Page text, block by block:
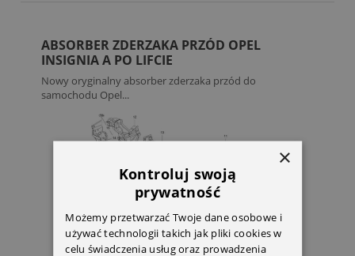
ABSORBER ZDERZAKA PRZÓD OPEL
INSIGNIA A PO LIFCIE
Nowy oryginalny absorber zderzaka przód do
samochodu Opel...
×
Kontroluj swoją
prywatność
Możemy przetwarzać Twoje dane osobowe i
używać technologii takich jak pliki cookies w
celu świadczenia usług oraz prowadzenia